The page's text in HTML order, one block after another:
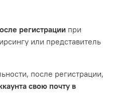
регистрации при
или представитель
после регистрации,
свою почту в